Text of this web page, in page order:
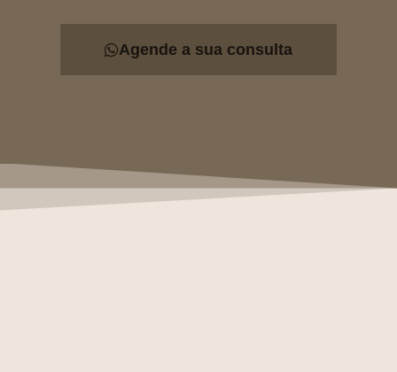
Agende a sua consulta